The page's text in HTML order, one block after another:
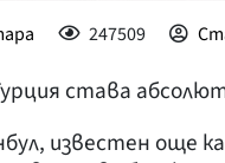
247509
става
известен още